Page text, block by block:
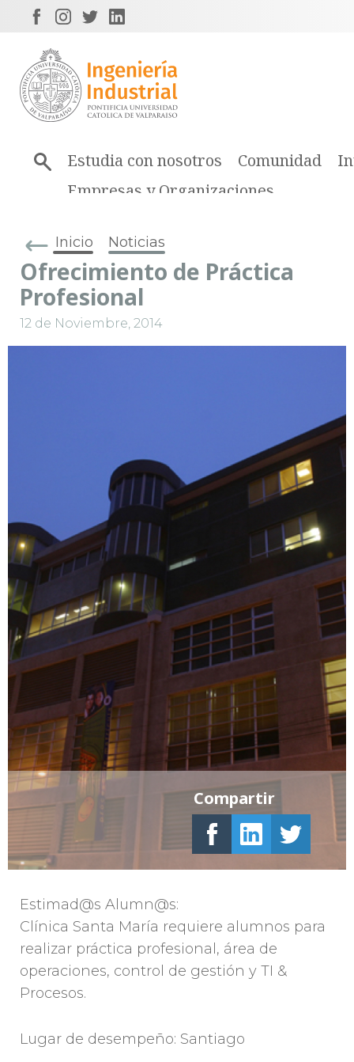
Estudia con nosotros Comunidad
Empresas y Organizaciones
Inicio Noticias
Ofrecimiento de Práctica
Profesional
12 de Noviembre, 2014
Estimad@s Alumn@s:
Clínica Santa María requiere alumnos para
realizar práctica profesional, área de
operaciones, control de gestión y TI &
Procesos.
Lugar de desempeño: Santiago
Compartir